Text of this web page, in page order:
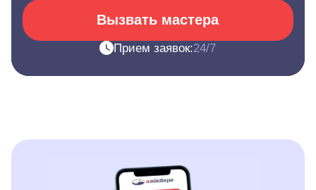
Вызвать мастера
Прием заявок:24/7